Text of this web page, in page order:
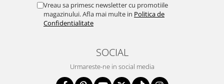
Vreau sa primesc newsletter cu promotiile
magazinului. Afla mai multe in Politica de
Confidentialitate
SOCIAL
Urmareste-ne in social media